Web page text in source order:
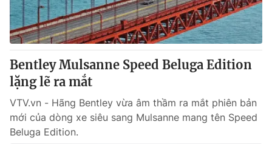
Bentley Mulsanne Speed Beluga Edition
lặng lẽ ra mắt
VTV.vn - Hãng Bentley vừa âm thầm ra mắt phiên bản
mới của dòng xe siêu sang Mulsanne mang tên Speed
Beluga Edition.